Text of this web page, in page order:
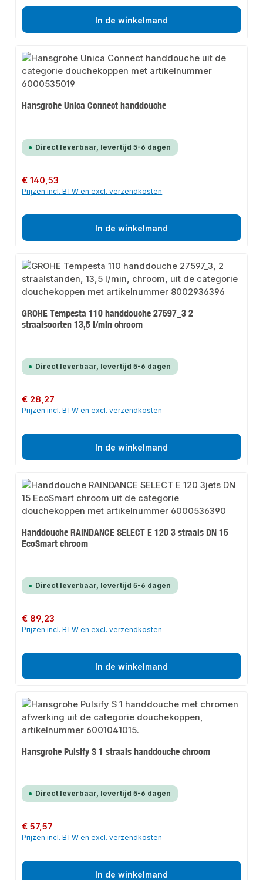
In de winkelmand
Hansgrohe Unica Connect handdouche
Direct leverbaar, levertijd 5-6 dagen
Normale prijs:
€ 140,53
Prijzen incl. BTW en excl. verzendkosten
In de winkelmand
GROHE Tempesta 110 handdouche 27597_3 2
straalsoorten 13,5 l/min chroom
Direct leverbaar, levertijd 5-6 dagen
Normale prijs:
€ 28,27
Prijzen incl. BTW en excl. verzendkosten
In de winkelmand
Handdouche RAINDANCE SELECT E 120 3 straals DN 15
EcoSmart chroom
Direct leverbaar, levertijd 5-6 dagen
Normale prijs:
€ 89,23
Prijzen incl. BTW en excl. verzendkosten
In de winkelmand
Hansgrohe Pulsify S 1 straals handdouche chroom
Direct leverbaar, levertijd 5-6 dagen
Normale prijs:
€ 57,57
Prijzen incl. BTW en excl. verzendkosten
In de winkelmand